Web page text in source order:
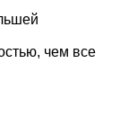
чем все